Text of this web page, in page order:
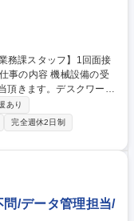
頂きます。デスクワーク
、軽作業などアクティブ
業者との設備打合せ・
整 ■受発注：工程・予算
軽作業、輸出資料作成 ■
あり
完全週休2日制
問/データ管理担当/